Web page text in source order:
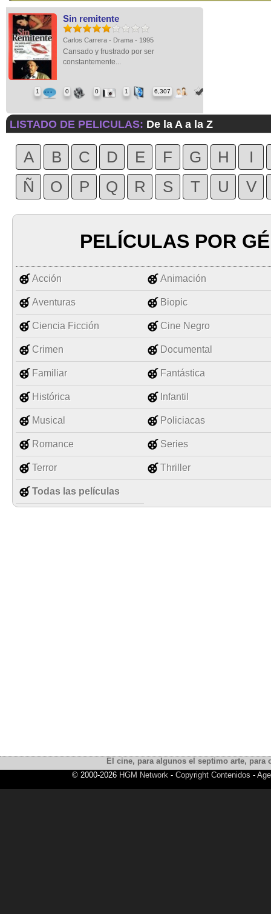
Sin remitente
Carlos Carrera - Drama - 1995
Cansado y frustrado por ser
constantemente...
1 0 0 1 6,307
LISTADO DE PELICULAS: De la A a la Z
A B C D E F G H
I
Ñ
O P Q R S T U V
PELÍCULAS POR
Acción Animación
Aventuras Biopic
Ciencia Ficción Cine Negro
Crimen Documental
Familiar Fantástica
Histórica Infantil
Musical Policiacas
Romance Series
Terror Thriller
Todas las películas
El cine, para algunos el septimo arte,
© 2000-2026 HGM Network - Copyright Contenidos -